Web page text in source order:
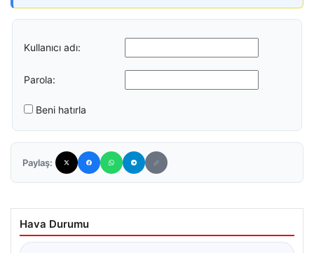
Kullanıcı adı:
Parola:
Beni hatırla
Paylaş:
Hava Durumu